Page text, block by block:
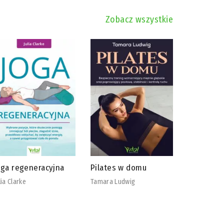
Zobacz wszystkie
regeneracyjna
Clarke
Pilates w domu
Tamara Ludwig